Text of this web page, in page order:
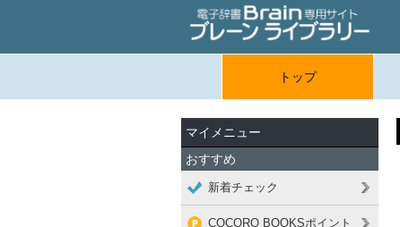
トップ
マイメニュー
おすすめ
新着チェック
COCORO BOOKSポイント